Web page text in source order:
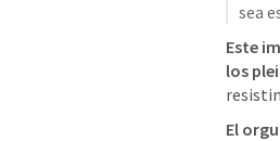
sea
Este
los
El